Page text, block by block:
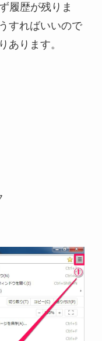
履歴が残りま
すればいいので
ります。